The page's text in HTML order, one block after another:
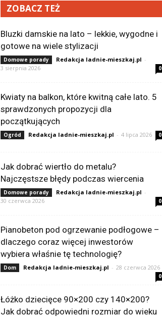
ZOBACZ TEŻ
Bluzki damskie na lato – lekkie, wygodne i
gotowe na wiele stylizacji
Domowe porady Redakcja ladnie-mieszkaj.pl -
3 sierpnia 2026
0
Kwiaty na balkon, które kwitną całe lato. 5
sprawdzonych propozycji dla
początkujących
Ogród Redakcja ladnie-mieszkaj.pl - 4 lipca 2026 0
Jak dobrać wiertło do metalu?
Najczęstsze błędy podczas wiercenia
Domowe porady Redakcja ladnie-mieszkaj.pl -
30 czerwca 2026
0
Pianobeton pod ogrzewanie podłogowe –
dlaczego coraz więcej inwestorów
wybiera właśnie tę technologię?
Dom Redakcja ladnie-mieszkaj.pl - 28 czerwca 2026
0
Łóżko dziecięce 90×200 czy 140×200?
Jak dobrać odpowiedni rozmiar do wieku